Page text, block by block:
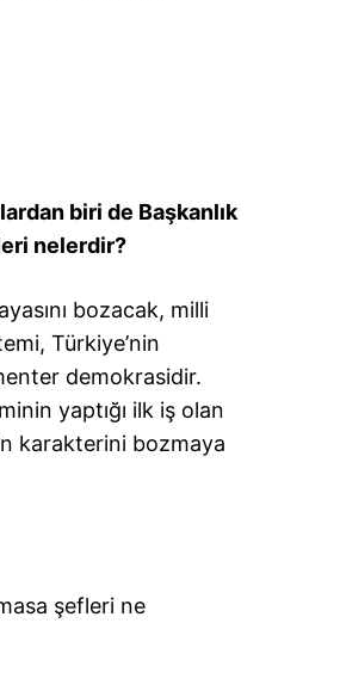
biri de Başkanlık
nelerdir?
bozacak, milli
Türkiye’nin
demokrasidir.
yaptığı ilk iş olan
karakterini bozmaya
şefleri ne